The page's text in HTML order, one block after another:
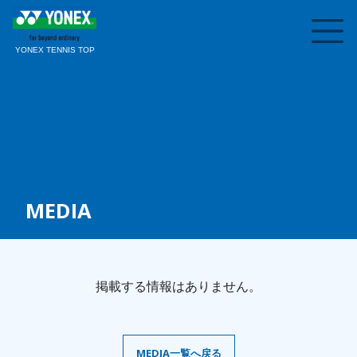
YONEX TENNIS TOP
MEDIA
掲載する情報はありません。
MEDIA一覧へ戻る